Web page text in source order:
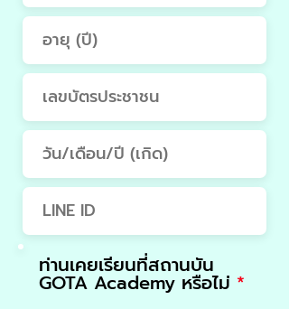
ท่านเคยเรียนที่สถานบัน
GOTA Academy หรือไม่ *